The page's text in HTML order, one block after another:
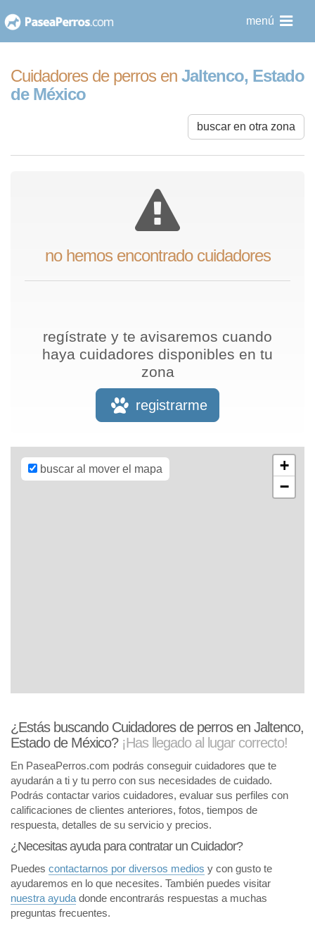
al
menú
Cuidadores de perros en Jaltenco, Estado
de México
buscar en otra zona
no hemos encontrado cuidadores
regístrate y te avisaremos cuando
haya cuidadores disponibles en tu
zona
registrarme
buscar al mover el mapa
+
−
OpenStreetMap
CC-BY-SA
¿Estás buscando Cuidadores de perros en Jaltenco,
Estado de México? ¡Has llegado al lugar correcto!
En PaseaPerros.com podrás conseguir cuidadores que te
ayudarán a ti y tu perro con sus necesidades de cuidado.
Podrás contactar varios cuidadores, evaluar sus perfiles con
calificaciones de clientes anteriores, fotos, tiempos de
respuesta, detalles de su servicio y precios.
¿Necesitas ayuda para contratar un Cuidador?
Puedes contactarnos por diversos medios y con gusto te
ayudaremos en lo que necesites. También puedes visitar
nuestra ayuda donde encontrarás respuestas a muchas
preguntas frecuentes.